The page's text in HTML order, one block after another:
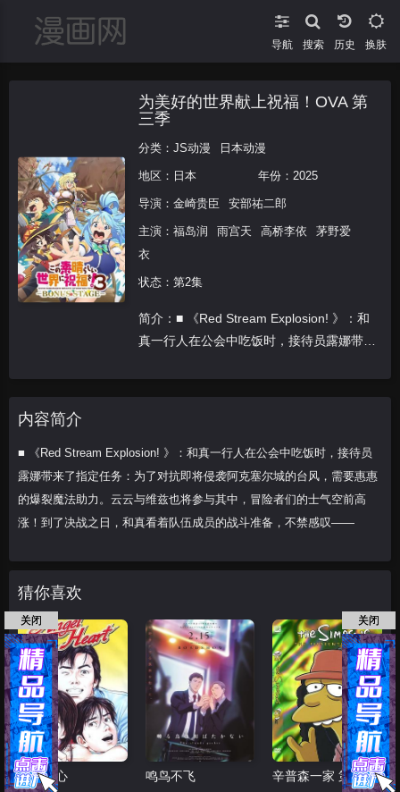
导航 搜索 换肤
为美好的世界献上祝福！OVA 第
三季
分类： JS动漫 日本动漫
地区： 日本 年份： 2025
导演： 金崎贵臣 安部祐二郎
主演： 福岛润 雨宫天 高桥李依
茅野爱
衣
状态：第2集
简介：■ 《Red Stream Explosion! 》：和
真一行人在公会中吃饭时，接待员露娜带来
内容简介
■ 《Red Stream Explosion! 》：和真一行人在公会中吃饭时，接待员
露娜带来了指定任务：为了对抗即将侵袭阿克塞尔城的台风，需要惠惠
的爆裂魔法助力。云云与维兹也将参与其中，冒险者们的士气空前高
涨！到了决战之日，和真看着队伍成员的战斗准备，不禁感叹——
猜你喜欢
天使之心 鸣鸟不飞 辛普森一家 第十五季
关闭 关闭